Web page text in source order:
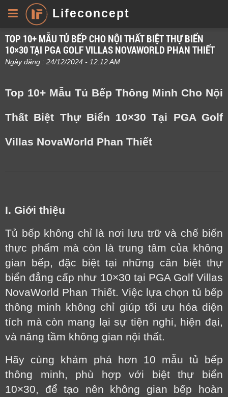
Lifeconcept
TOP 10+ MẪU TỦ BẾP CHO NỘI THẤT BIỆT THỰ BIỂN
10×30 TẠI PGA GOLF VILLAS NOVAWORLD PHAN THIẾT
Ngày đăng : 24/12/2024 - 12:12 AM
Top 10+ Mẫu Tủ Bếp Thông Minh Cho Nội
Thất Biệt Thự Biển 10×30 Tại PGA Golf
Villas NovaWorld Phan Thiết
I. Giới thiệu
Tủ bếp không chỉ là nơi lưu trữ và chế biến
thực phẩm mà còn là trung tâm của không
gian bếp, đặc biệt tại những căn biệt thự
biển đẳng cấp như 10×30 tại PGA Golf Villas
NovaWorld Phan Thiết. Việc lựa chọn tủ bếp
thông minh không chỉ giúp tối ưu hóa diện
tích mà còn mang lại sự tiện nghi, hiện đại,
và nâng tầm không gian nội thất.
Hãy cùng khám phá hơn 10 mẫu tủ bếp
thông minh, phù hợp với biệt thự biển
10×30, để tạo nên không gian bếp hoàn